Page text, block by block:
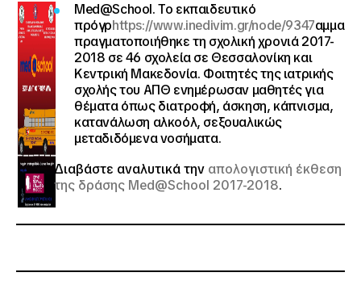
Med@School. Το εκπαιδευτικό
πρόγρhttps://www.inedivim.gr/node/9347αμμα
πραγματοποιήθηκε τη σχολική χρονιά 2017-
2018 σε 46 σχολεία σε Θεσσαλονίκη και
Κεντρική Μακεδονία. Φοιτητές της ιατρικής
σχολής του ΑΠΘ ενημέρωσαν μαθητές για
θέματα όπως διατροφή, άσκηση, κάπνισμα,
κατανάλωση αλκοόλ, σεξουαλικώς
μεταδιδόμενα νοσήματα.
Διαβάστε αναλυτικά την απολογιστική έκθεση
της δράσης Med@School 2017-2018.